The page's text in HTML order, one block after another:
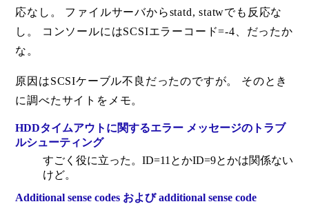
応なし。 ファイルサーバからstatd, statwでも反応な
し。 コンソールにはSCSIエラーコード=-4、だったか
な。
原因はSCSIケーブル不良だったのですが。 そのとき
に調べたサイトをメモ。
HDDタイムアウトに関するエラー メッセージのトラブ
ルシューティング
すごく役に立った。ID=11とかID=9とかは関係ない
けど。
Additional sense codes および additional sense code